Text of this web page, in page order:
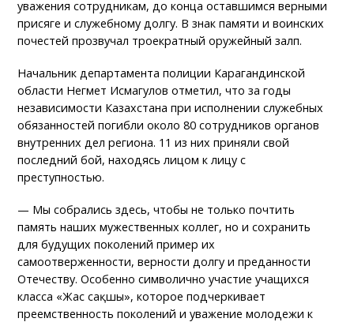
уважения сотрудникам, до конца оставшимся верными
присяге и служебному долгу. В знак памяти и воинских
почестей прозвучал троекратный оружейный залп.
Начальник департамента полиции Карагандинской
области Негмет Исмагулов отметил, что за годы
независимости Казахстана при исполнении служебных
обязанностей погибли около 80 сотрудников органов
внутренних дел региона. 11 из них приняли свой
последний бой, находясь лицом к лицу с
преступностью.
— Мы собрались здесь, чтобы не только почтить
память наших мужественных коллег, но и сохранить
для будущих поколений пример их
самоотверженности, верности долгу и преданности
Отечеству. Особенно символично участие учащихся
класса «Жас сақшы», которое подчеркивает
преемственность поколений и уважение молодежи к